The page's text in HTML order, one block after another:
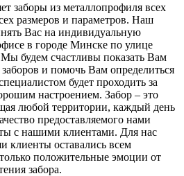
заборы из металлопрофиля всех
размеров и параметров. Наш
Вас на индивидуальную
в городе Минске по улице
будем счастливы показать Вам
и помочь Вам определиться
будет проходить за
настроением. Забор – это
любой территории, каждый день
предоставляемого нами
с нашими клиентами. Для нас
клиенты оставались всем
положительные эмоции от
забора.